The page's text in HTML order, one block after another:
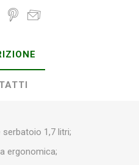
1,7 litri;
ergonomica;